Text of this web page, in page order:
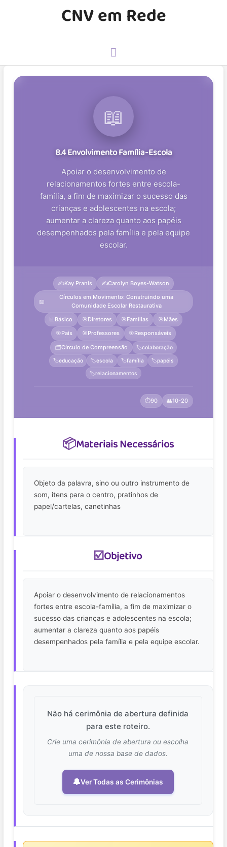
CNV em Rede
📖
8.4 Envolvimento Família-Escola
Apoiar o desenvolvimento de
relacionamentos fortes entre escola-
família, a fim de maximizar o sucesso das
crianças e adolescentes na escola;
aumentar a clareza quanto aos papéis
desempenhados pela família e pela equipe
escolar.
✍️Kay Pranis ✍️Carolyn Boyes-Watson
📖
Círculos em Movimento: Construindo uma
Comunidade Escolar Restaurativa
📊Básico 🎯Diretores 🎯Famílias 🎯Mães
🎯Pais 🎯Professores 🎯Responsáveis
🗂️Círculo de Compreensão 🏷️colaboração
🏷️educação 🏷️escola 🏷️família 🏷️papéis
🏷️relacionamentos
⏱️90 👥10-20
📦Materiais Necessários
Objeto da palavra, sino ou outro instrumento de
som, itens para o centro, pratinhos de
papel/cartelas, canetinhas
☑️Objetivo
Apoiar o desenvolvimento de relacionamentos
fortes entre escola-família, a fim de maximizar o
sucesso das crianças e adolescentes na escola;
aumentar a clareza quanto aos papéis
desempenhados pela família e pela equipe escolar.
Não há cerimônia de abertura definida
para este roteiro.
Crie uma cerimônia de abertura ou escolha
uma de nossa base de dados.
🔔Ver Todas as Cerimônias